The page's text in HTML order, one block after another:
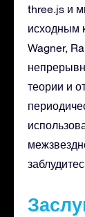
three.js и
исходным
Wagner,
теории и